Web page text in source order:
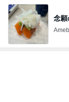
念願